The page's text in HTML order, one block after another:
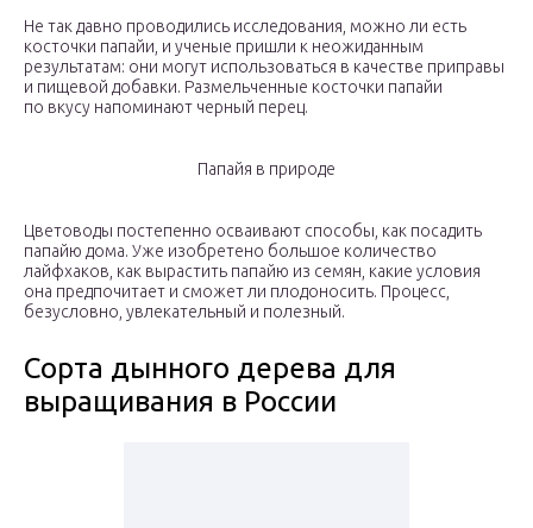
Не так давно проводились исследования, можно ли есть
косточки папайи, и ученые пришли к неожиданным
результатам: они могут использоваться в качестве приправы
и пищевой добавки. Размельченные косточки папайи
по вкусу напоминают черный перец.
Папайя в природе
Цветоводы постепенно осваивают способы, как посадить
папайю дома. Уже изобретено большое количество
лайфхаков, как вырастить папайю из семян, какие условия
она предпочитает и сможет ли плодоносить. Процесс,
безусловно, увлекательный и полезный.
Сорта дынного дерева для
выращивания в России